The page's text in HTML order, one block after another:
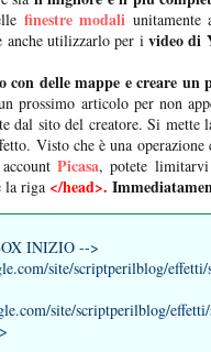
finestre modali unitamente
anche utilizzarlo per ivideo di
con delle mappe e creare un
prossimo articolo per non
dal sito del creatore. Si mette
Visto che è una operazione
Picasa, potete
la riga </head>.
INIZIO -->
site/scriptperilblog/effetti/
site/scriptperilblog/